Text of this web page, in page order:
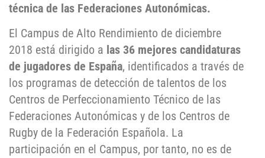
técnica de las Federaciones Autonómicas.
El Campus de Alto Rendimiento de diciembre
2018 está dirigido a las 36 mejores candidaturas
de jugadores de España, identificados a través de
los programas de detección de talentos de los
Centros de Perfeccionamiento Técnico de las
Federaciones Autonómicas y de los Centros de
Rugby de la Federación Española. La
participación en el Campus, por tanto, no es de